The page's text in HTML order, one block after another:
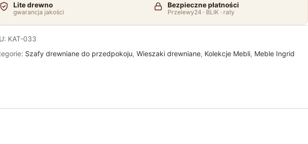
Lite drewno
gwarancja jakości
Bezpieczne płatności
Przelewy24 · BLIK · raty
KAT-033
Szafy drewniane do przedpokoju, Wieszaki drewniane, Kolekcje Mebli, Meble Ingrid